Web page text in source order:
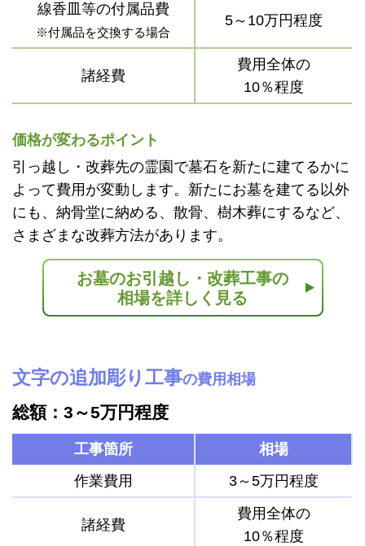
線香皿等の付属品費
※付属品を交換する場合
5～10万円程度
諸経費
費用全体の
10％程度
価格が変わるポイント
引っ越し・改葬先の霊園で墓石を新たに建てるかに
よって費用が変動します。新たにお墓を建てる以外
にも、納骨堂に納める、散骨、樹木葬にするなど、
さまざまな改葬方法があります。
お墓のお引越し・改葬工事の
相場を詳しく見る
文字の追加彫り工事の費用相場
総額：3～5万円程度
工事箇所
相場
作業費用
3～5万円程度
諸経費
費用全体の
10％程度